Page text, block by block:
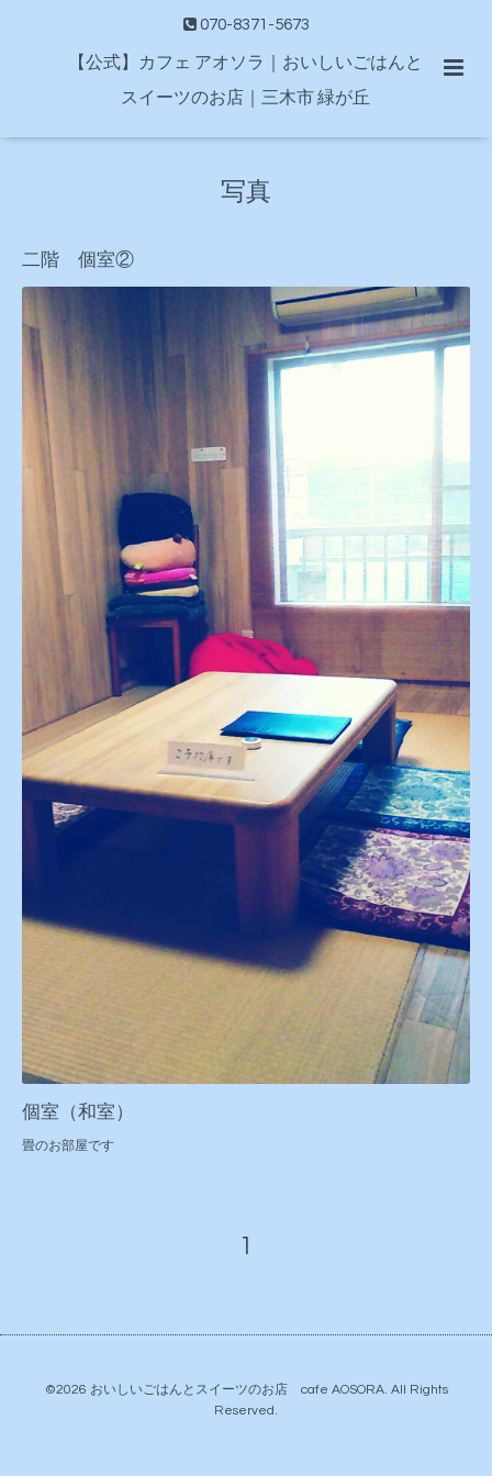
070-8371-5673
【公式】カフェ アオソラ｜おいしいごはんと
スイーツのお店｜三木市 緑が丘
写真
二階 個室②
個室（和室）
畳のお部屋です
1
©2026 おいしいごはんとスイーツのお店 cafe AOSORA. All Rights
Reserved.